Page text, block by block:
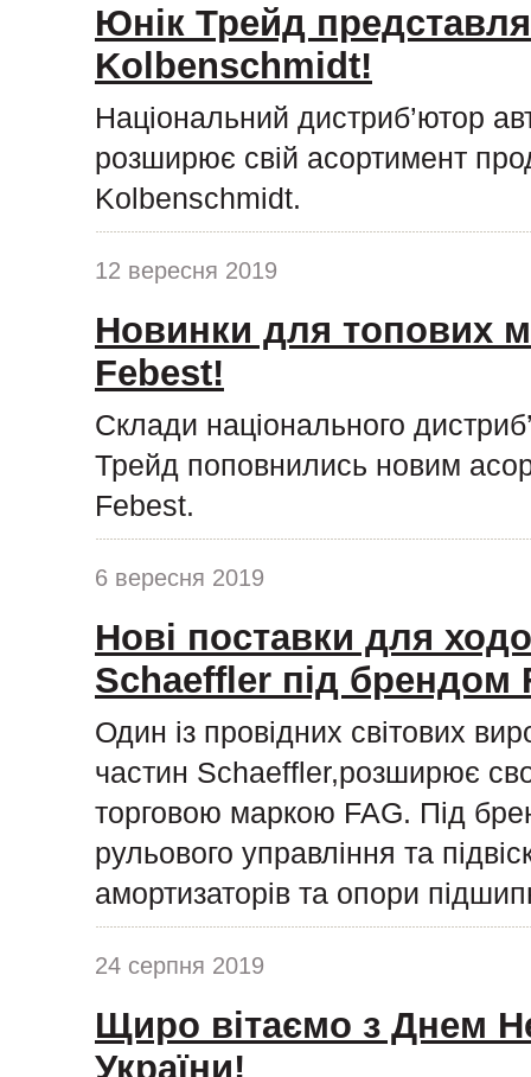
Юнік Трейд
Kolbenschmidt!
Національний дистриб’ютор
розширює свій асортимент
Kolbenschmidt.
12 вересня 2019
Новинки для топових
Febest!
Склади національного
Трейд поповнились новим
Febest.
6 вересня 2019
Нові поставки для
Schaeffler під брендом
Один із провідних світових
частин Schaeffler,розширює
торговою маркою FAG. Під
рульового управління та
амортизаторів та опори
24 серпня 2019
Щиро вітаємо з Днем
України!